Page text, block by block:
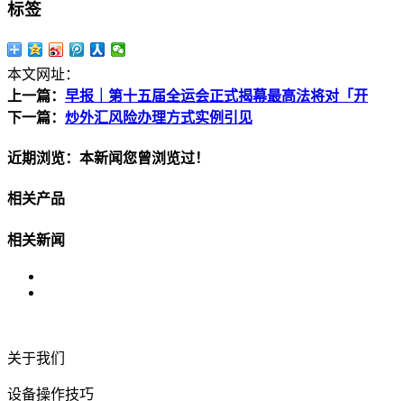
标签
本文网址：
上一篇： 早报｜第十五届全运会正式揭幕最高法将对「开
下一篇： 炒外汇风险办理方式实例引见
近期浏览：本新闻您曾浏览过！
相关产品
相关新闻
关于我们
设备操作技巧